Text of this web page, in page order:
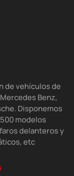
de vehículos de
Benz,
Disponemos
modelos
delanteros y
etc